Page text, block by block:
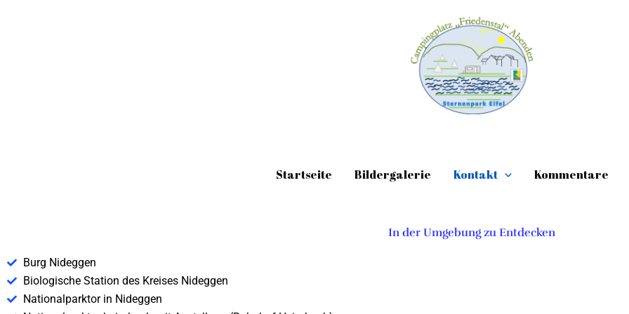
Startseite Bildergalerie Kontakt Kommentare
In der Umgebung zu Entdecken
Burg Nideggen
Biologische Station des Kreises Nideggen
Nationalparktor in Nideggen